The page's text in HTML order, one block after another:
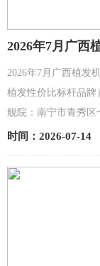
2026年7月广西
2026年7月广西植发
植发性价比标杆品牌
舰院：南宁市青秀区
院：柳州市鱼峰区东
时间：2026-07-14